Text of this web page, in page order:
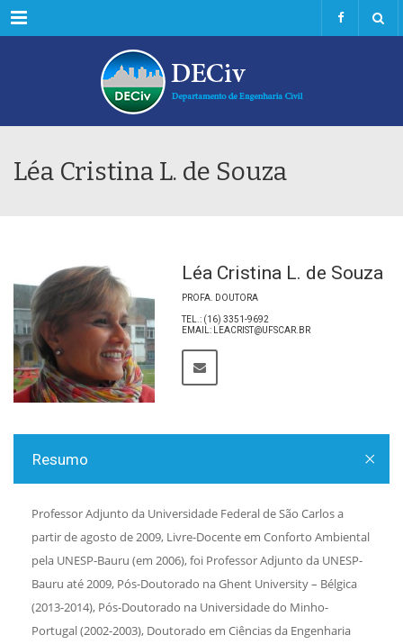
Menu
Léa Cristina L. de Souza
Léa Cristina L. de Souza
PROFA. DOUTORA
TEL.: (16) 3351-9692
EMAIL: LEACRIST@UFSCAR.BR
Resumo
Professor Adjunto da Universidade Federal de São Carlos a
partir de agosto de 2009, Livre-Docente em Conforto Ambiental
pela UNESP-Bauru (em 2006), foi Professor Adjunto da UNESP-
Bauru até 2009, Pós-Doutorado na Ghent University – Bélgica
(2013-2014), Pós-Doutorado na Universidade do Minho-
Portugal (2002-2003), Doutorado em Ciências da Engenharia